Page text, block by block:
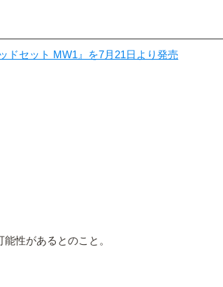
ドセット MW1』を7月21日より発売
性があるとのこと。